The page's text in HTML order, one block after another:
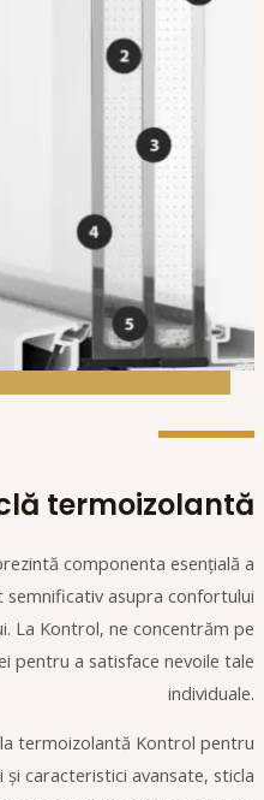
termoizolantă
componenta esențială a
asupra confortului
La Kontrol, ne concentrăm pe
pentru a satisface nevoile tale
individuale.
termoizolantă Kontrol pentru
caracteristici avansate, sticla